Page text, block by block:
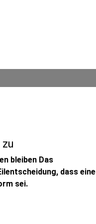
bleiben Das
dass eine
sei.